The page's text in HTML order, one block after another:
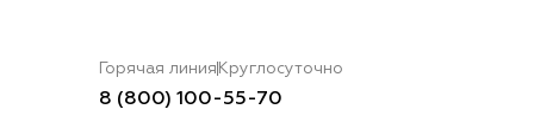
Горячая линия Круглосуточно
8 (800) 100-55-70